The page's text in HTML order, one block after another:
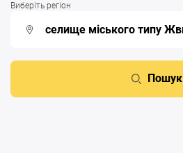
Виберіть регіон
Пошук